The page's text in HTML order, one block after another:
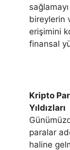
bireylerin
erişimini
finansal
Kripto
Yıldızları
paralar
haline